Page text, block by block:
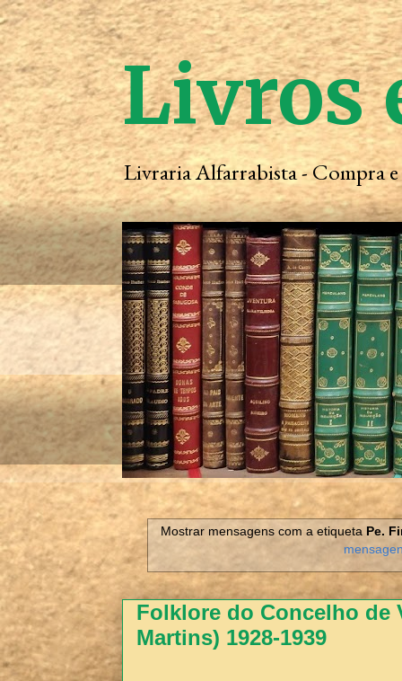
Livros
Livraria Alfarrabista - Compra
Mostrar mensagens com a etiqueta Pe.
Folklore do Concelho de
Martins) 1928-1939